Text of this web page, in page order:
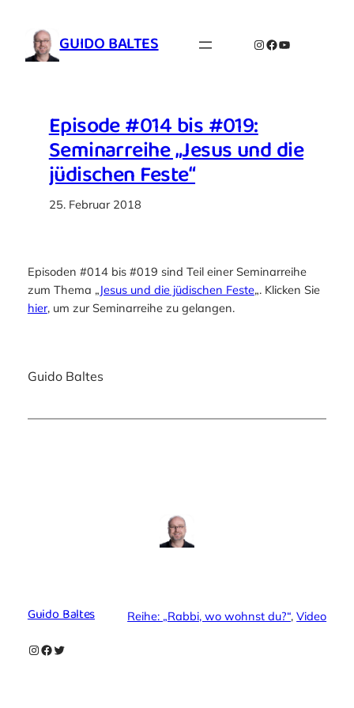
Inhalt
springen GUIDO BALTES Instagram
Facebook
YouTube
Episode #014 bis #019:
Seminarreihe „Jesus und die
jüdischen Feste“
25. Februar 2018
Episoden #014 bis #019 sind Teil einer Seminarreihe
zum Thema „Jesus und die jüdischen Feste„. Klicken Sie
hier, um zur Seminarreihe zu gelangen.
Guido Baltes
Guido Baltes Reihe: „Rabbi, wo wohnst du?“, Video
Instagram
Facebook
Twitter